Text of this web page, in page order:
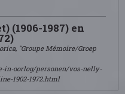
(1906-1987) en
"Groupe Mémoire/Groep
oorlog/personen/vos-nelly-
1902-1972.html